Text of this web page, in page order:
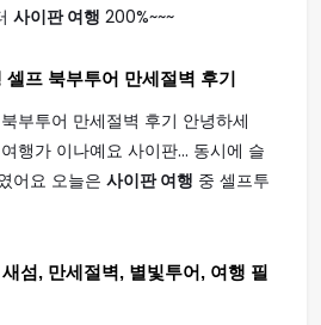
사이판 여행 200%~~~
셀프 북부투어 만세절벽 후기
부투어 만세절벽 후기 안녕하세
행가 이나예요 사이판... 동시에 슬
어요 오늘은 사이판 여행 중 셀프투
섬, 만세절벽, 별빛투어, 여행 필